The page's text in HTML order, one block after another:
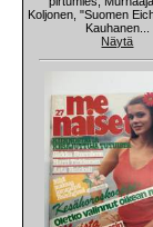
Koljonen, "Suomen
Kauhanen...
Näytä